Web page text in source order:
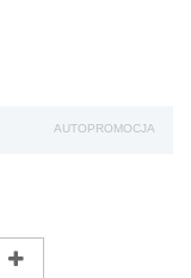
AUTOPROMOCJA